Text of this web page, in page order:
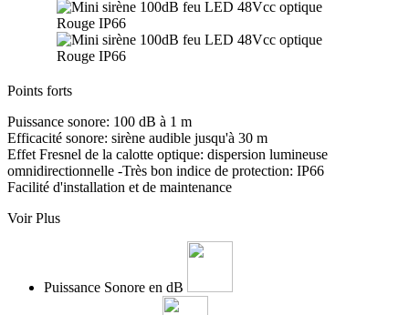
Points forts
Puissance sonore: 100 dB à 1 m
Efficacité sonore: sirène audible jusqu'à 30 m
Effet Fresnel de la calotte optique: dispersion lumineuse
omnidirectionnelle -Très bon indice de protection: IP66
Facilité d'installation et de maintenance
Voir Plus
Puissance Sonore en dB